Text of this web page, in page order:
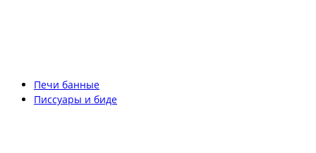
Печи банные
Писсуары и биде